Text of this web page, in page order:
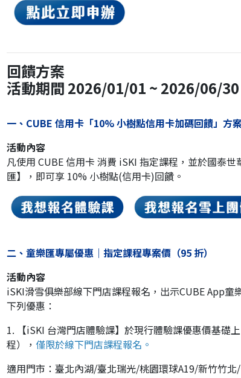
回饋方案
活動期間 2026/01/01 ~ 2026/06/30
一、CUBE 信用卡「10% 小樹點信用卡加碼回饋」方
活動內容
凡使用 CUBE 信用卡 消費 iSKI 指定課程，並於國泰
匯】，即可享 10% 小樹點(信用卡)回饋。
二、童樂匯專屬優惠｜指定課程專案價（95 折）
活動內容
iSKI滑雪俱樂部線下門店課程報名，出示CUBE App
下列優惠：
1. 【iSKI 台灣門店體驗課】於現行體驗課優惠價基礎
程），僅限於線下門店課程報名。
適用門市：臺北內湖/臺北瑞光/桃園環球A19/新竹竹北